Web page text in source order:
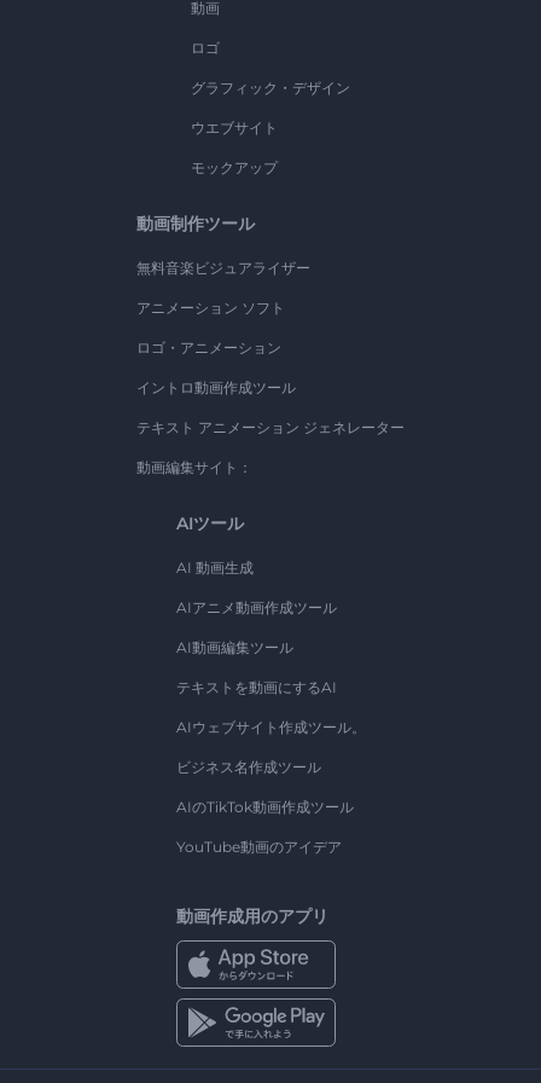
動画
ロゴ
グラフィック・デザイン
ウエブサイト
モックアップ
動画制作ツール
無料音楽ビジュアライザー
アニメーション ソフト
ロゴ・アニメーション
イントロ動画作成ツール
テキスト アニメーション ジェネレーター
動画編集サイト：
AIツール
AI 動画生成
AIアニメ動画作成ツール
AI動画編集ツール
テキストを動画にするAI
AIウェブサイト作成ツール。
ビジネス名作成ツール
AIのTikTok動画作成ツール
YouTube動画のアイデア
動画作成用のアプリ